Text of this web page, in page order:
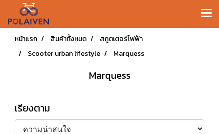
หน้าแรก สินค้าทั้งหมด
สกูตเตอร์ไฟฟ้า
Scooter urban lifestyle
Marquess
Marquess
เรียงตาม